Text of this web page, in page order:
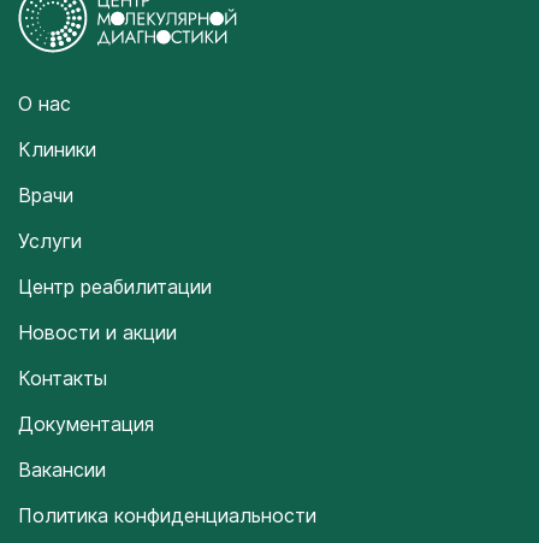
О нас
Клиники
Врачи
Услуги
Центр реабилитации
Новости и акции
Контакты
Документация
Вакансии
Политика конфиденциальности